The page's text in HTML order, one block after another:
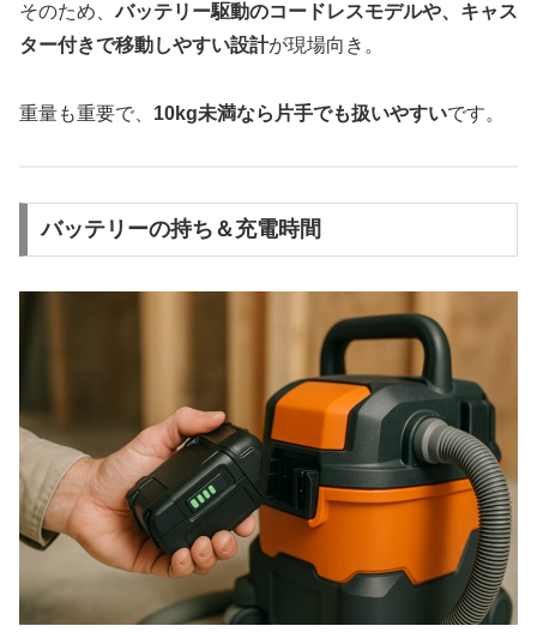
そのため、バッテリー駆動のコードレスモデルや、キャス
ター付きで移動しやすい設計が現場向き。
重量も重要で、 10kg未満なら片手でも扱いやすいです。
バッテリーの持ち＆充電時間